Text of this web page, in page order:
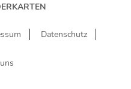
Datenschutz